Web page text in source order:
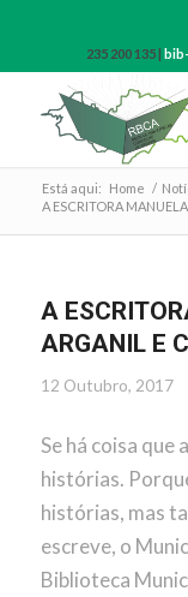
235 200 135 |
Está aqui: Home /
A ESCRITORA
A
ARGANIL E
12 Outubro, 2017
Se há coisa que
histórias.
histórias, mas
escreve, o
Biblioteca